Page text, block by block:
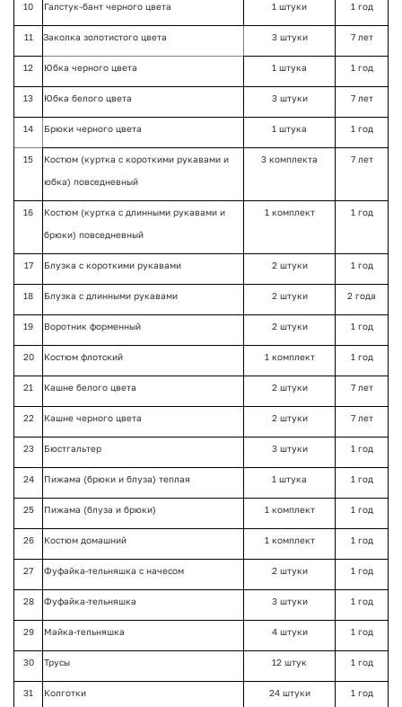
10 Галстук-бант черного цвета 1 штуки 1 год
11 Заколка золотистого цвета 3 штуки 7 лет
12 Юбка черного цвета 1 штука 1 год
13 Юбка белого цвета 3 штуки 7 лет
14 Брюки черного цвета 1 штука 1 год
15 Костюм (куртка с короткими рукавами и
юбка) повседневный
3 комплекта 7 лет
16 Костюм (куртка с длинными рукавами и
брюки) повседневный
1 комплект 1 год
17 Блузка с короткими рукавами 2 штуки 1 год
18 Блузка с длинными рукавами 2 штуки 2 года
19 Воротник форменный 2 штуки 1 год
20 Костюм флотский 1 комплект 1 год
21 Кашне белого цвета 2 штуки 7 лет
22 Кашне черного цвета 2 штуки 7 лет
23 Бюстгальтер 3 штуки 1 год
24 Пижама (брюки и блуза) теплая 1 штука 1 год
25 Пижама (блуза и брюки) 1 комплект 1 год
26 Костюм домашний 1 комплект 1 год
27 Фуфайка-тельняшка с начесом 2 штуки 1 год
28 Фуфайка-тельняшка 3 штуки 1 год
29 Майка-тельняшка 4 штуки 1 год
30 Трусы 12 штук 1 год
31 Колготки 24 штуки 1 год